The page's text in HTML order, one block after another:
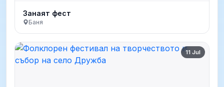
Занаят фест
Баня
11 Jul